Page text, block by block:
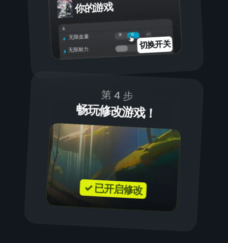
你的游戏
开
关
无限血量
无限耐力
切换开关
第 4 步
畅玩修改游戏！
✓ 已开启修改